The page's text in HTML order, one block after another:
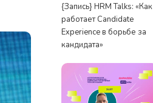
{Запись} HRM Talks: «Как
работает Candidate
Experience в борьбе за
кандидата»